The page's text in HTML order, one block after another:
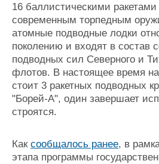
16 баллистическими
современным торпедным
атомные подводные лодки
поколению и входят в состав
подводных сил Северного и
флотов. В настоящее время
стоит 3 ракетных подводных
"Борей-А", один завершает
строятся.
Как сообщалось ранее, в
этапа программы